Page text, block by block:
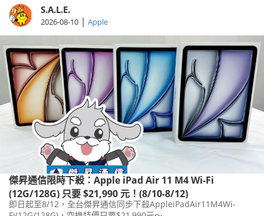
S.A.L.E.
2026-08-10 | Apple
傑昇通信限時下殺：Apple iPad Air 11 M4 Wi-Fi
(12G/128G) 只要 $21,990 元！(8/10-8/12)
即日起至8/12，全台傑昇通信同步下殺AppleiPadAir11M4Wi-